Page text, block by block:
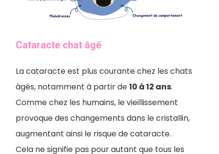
Cataracte chat âgé
La cataracte est plus courante chez les chats
âgés, notamment à partir de10 à 12 ans.
Comme chez les humains, le vieillissement
provoque des changements dans le cristallin,
augmentant ainsi le risque de cataracte.
Cela ne signifie pas pour autant que tous les